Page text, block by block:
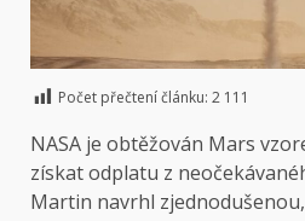
Počet přečtení článku: 2 111
NASA je obtěžován Mars
získat odplatu z
Martin navrhl